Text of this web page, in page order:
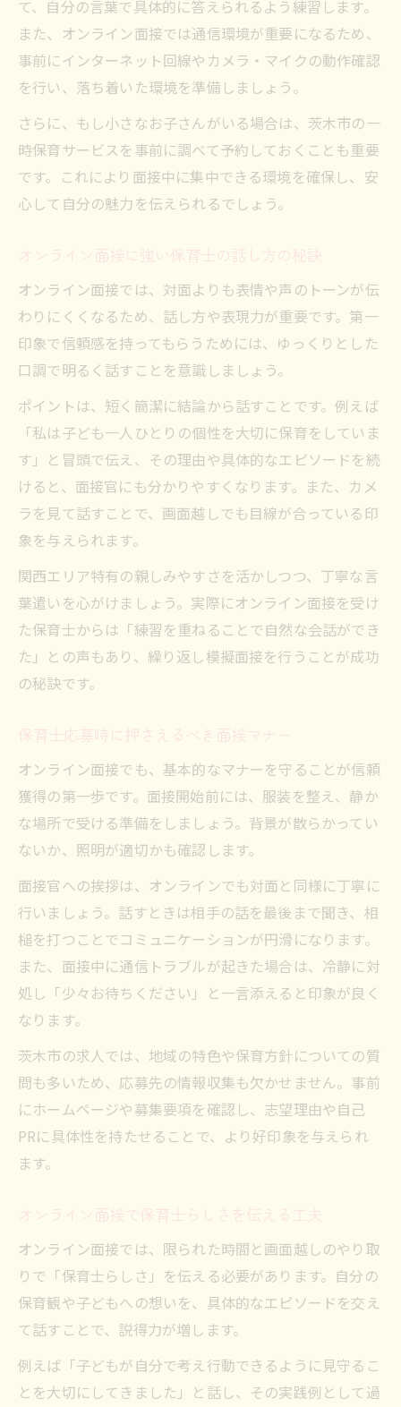
て、自分の言葉で具体的に答えられるよう練習します。
また、オンライン面接では通信環境が重要になるため、
事前にインターネット回線やカメラ・マイクの動作確認
を行い、落ち着いた環境を準備しましょう。
さらに、もし小さなお子さんがいる場合は、茨木市の一
時保育サービスを事前に調べて予約しておくことも重要
です。これにより面接中に集中できる環境を確保し、安
心して自分の魅力を伝えられるでしょう。
オンライン面接に強い保育士の話し方の秘訣
オンライン面接では、対面よりも表情や声のトーンが伝
わりにくくなるため、話し方や表現力が重要です。第一
印象で信頼感を持ってもらうためには、ゆっくりとした
口調で明るく話すことを意識しましょう。
ポイントは、短く簡潔に結論から話すことです。例えば
「私は子ども一人ひとりの個性を大切に保育をしていま
す」と冒頭で伝え、その理由や具体的なエピソードを続
けると、面接官にも分かりやすくなります。また、カメ
ラを見て話すことで、画面越しでも目線が合っている印
象を与えられます。
関西エリア特有の親しみやすさを活かしつつ、丁寧な言
葉遣いを心がけましょう。実際にオンライン面接を受け
た保育士からは「練習を重ねることで自然な会話ができ
た」との声もあり、繰り返し模擬面接を行うことが成功
の秘訣です。
保育士応募時に押さえるべき面接マナー
オンライン面接でも、基本的なマナーを守ることが信頼
獲得の第一歩です。面接開始前には、服装を整え、静か
な場所で受ける準備をしましょう。背景が散らかってい
ないか、照明が適切かも確認します。
面接官への挨拶は、オンラインでも対面と同様に丁寧に
行いましょう。話すときは相手の話を最後まで聞き、相
槌を打つことでコミュニケーションが円滑になります。
また、面接中に通信トラブルが起きた場合は、冷静に対
処し「少々お待ちください」と一言添えると印象が良く
なります。
茨木市の求人では、地域の特色や保育方針についての質
問も多いため、応募先の情報収集も欠かせません。事前
にホームページや募集要項を確認し、志望理由や自己
PRに具体性を持たせることで、より好印象を与えられ
ます。
オンライン面接で保育士らしさを伝える工夫
オンライン面接では、限られた時間と画面越しのやり取
りで「保育士らしさ」を伝える必要があります。自分の
保育観や子どもへの想いを、具体的なエピソードを交え
て話すことで、説得力が増します。
例えば「子どもが自分で考え行動できるように見守るこ
とを大切にしてきました」と話し、その実践例として過